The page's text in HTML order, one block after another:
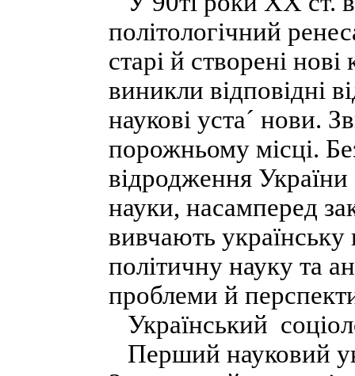
політологічний
старі й створені
виникли відповідні
наукові уста´ нови.
порожньому місці.
відродження України
науки, насамперед
вивчають
політичну науку та
проблеми й
Український
Перший науковий